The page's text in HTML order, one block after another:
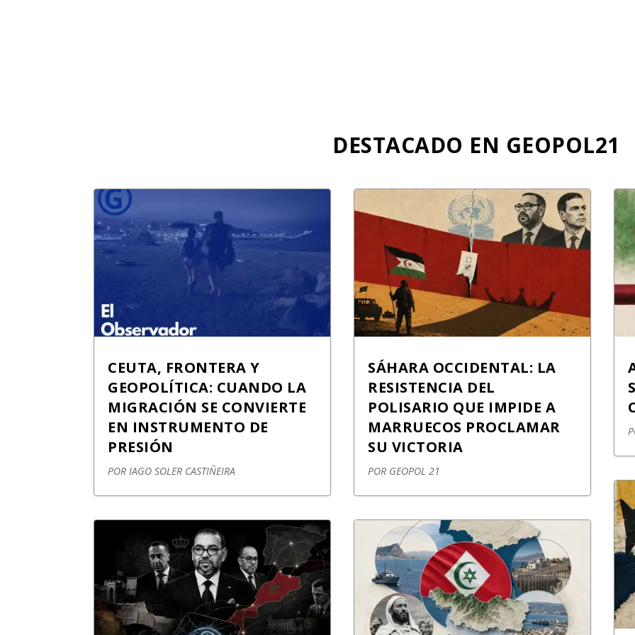
DESTACADO EN GEOPOL21
CEUTA, FRONTERA Y
GEOPOLÍTICA: CUANDO LA
MIGRACIÓN SE CONVIERTE
EN INSTRUMENTO DE
PRESIÓN
POR IAGO SOLER CASTIÑEIRA
SÁHARA OCCIDENTAL: LA
RESISTENCIA DEL
POLISARIO QUE IMPIDE A
MARRUECOS PROCLAMAR
SU VICTORIA
POR GEOPOL 21